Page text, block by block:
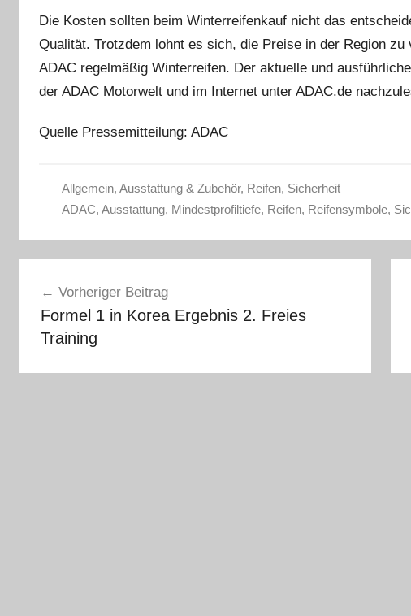
Die Kosten sollten beim Winterreifenkauf nicht das
Qualität. Trotzdem lohnt es sich, die Preise in der Region
ADAC regelmäßig Winterreifen. Der aktuelle und
der ADAC Motorwelt und im Internet unter ADAC.de
Quelle Pressemitteilung: ADAC
Allgemein, Ausstattung & Zubehör, Reifen, Sicherheit
ADAC, Ausstattung, Mindestprofiltiefe, Reifen, Reifensymbole,
Vorheriger Beitrag
Formel 1 in Korea Ergebnis 2. Freies
Training